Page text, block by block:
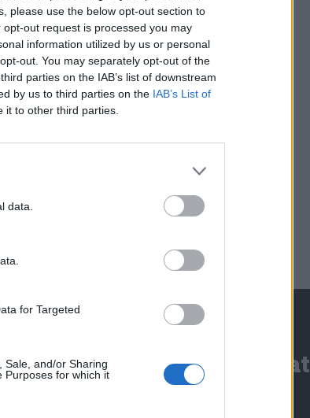
please use the below opt-out section to
out request is processed you may
information utilized by us or personal
out. You may separately opt-out of the
parties on the IAB’s list of downstream
by us to third parties on the IAB’s List of
it to other third parties.
data.
for Targeted
Sale, and/or Sharing
Purposes for which it
Kapcsolat